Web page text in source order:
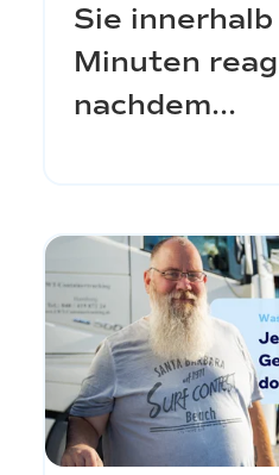
Sie
Minuten
nachdem...